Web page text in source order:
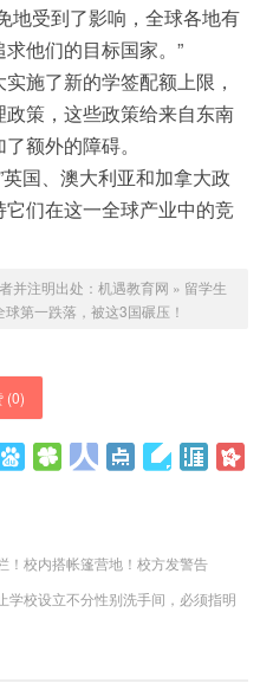
地受到了影响，全球各地有
他们的目标国家。”
施了新的学签配额上限，
策，这些政策给来自东南
额外的障碍。
国、澳大利亚和加拿大政
们在这一全球产业中的竞
并注明出处： 机遇教育网 » 留学生
第一跌落，被这3国碾压！
(0)
！校内搭帐篷营地！校方发警告
学校设立不分性别洗手间，必须指明